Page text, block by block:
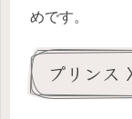
めです。
プリンス